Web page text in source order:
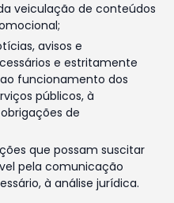
veiculação de conteúdos
avisos e
e estritamente
funcionamento dos
públicos, à
de
que possam suscitar
pela comunicação
à análise jurídica.